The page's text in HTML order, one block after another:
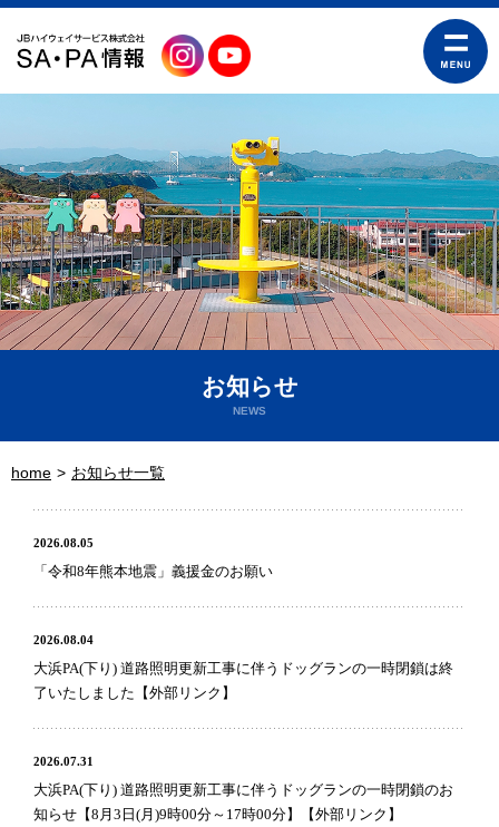
お知らせ
NEWS
home お知らせ一覧
2026.08.05
「令和8年熊本地震」義援金のお願い
2026.08.04
大浜PA(下り) 道路照明更新工事に伴うドッグランの一時閉鎖は終
了いたしました【外部リンク】
2026.07.31
大浜PA(下り) 道路照明更新工事に伴うドッグランの一時閉鎖のお
知らせ【8月3日(月)9時00分～17時00分】【外部リンク】